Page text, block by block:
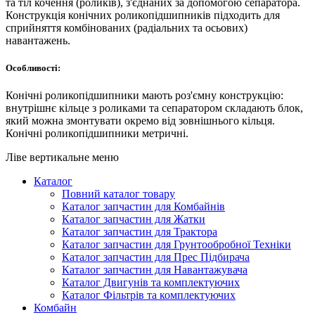
запчастини SKF по одній із найнижчих цін на ринку.
та тіл кочення (роликів), з'єднаних за допомогою сепаратора.
Конструкція конічних роликопідшипників підходить для
сприйняття комбінованих (радіальних та осьових)
навантажень.
Особливості:
Конічні роликопідшипники мають роз'ємну конструкцію:
внутрішнє кільце з роликами та сепаратором складають блок,
який можна змонтувати окремо від зовнішнього кільця.
Конічні роликопідшипники метричні.
Ліве вертикальне меню
Каталог
Повний каталог товару
Каталог запчастин для Комбайнів
Каталог запчастин для Жатки
Каталог запчастин для Трактора
Каталог запчастин для Грунтообробної Техніки
Каталог запчастин для Прес Підбирача
Каталог запчастин для Навантажувача
Каталог Двигунів та комплектуючих
Каталог Фільтрів та комплектуючих
Комбайн